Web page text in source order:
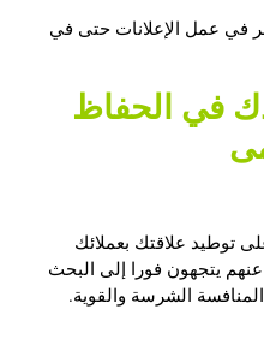
عمل الإعلانات حتى في
في الحفاظ
علاقتك بعملائك
يتجهون فورا إلى البحث
الشرسة والقوية.